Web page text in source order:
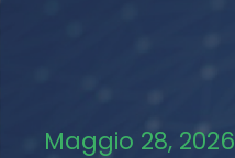
Maggio 28, 2026